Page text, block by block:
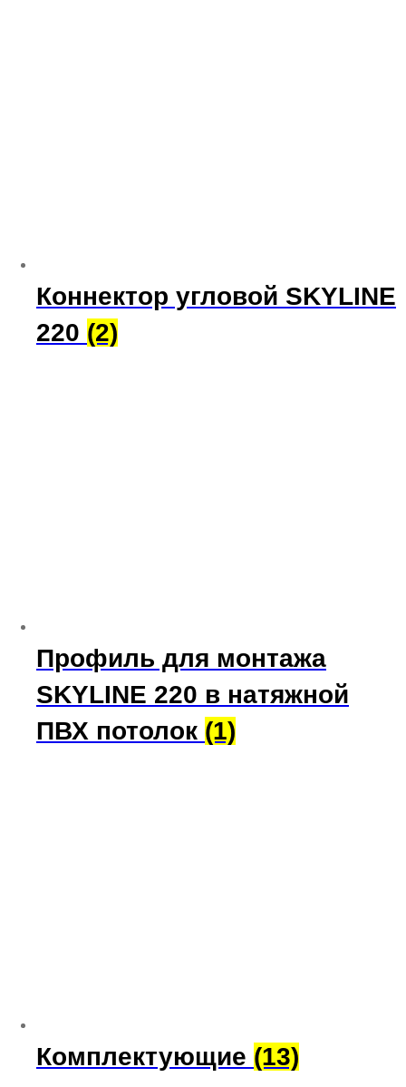
Коннектор угловой SKYLINE
220 (2)
Профиль для монтажа
SKYLINE 220 в натяжной
ПВХ потолок (1)
Комплектующие (13)